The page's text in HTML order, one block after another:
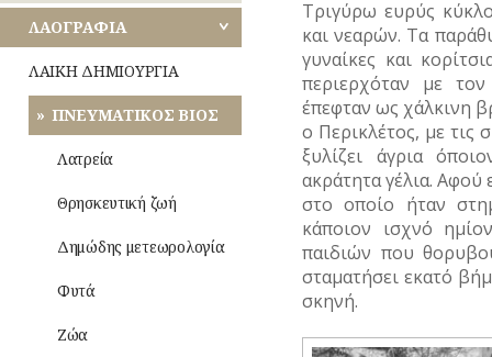
ΘΕΑΤΡΟ
ΚΙΝΗΜΑΤΟΓΡΑΦΟΣ
ΚΟΜΙΚΣ
–
ΣΚΙΤΣΑ
(ΓΕΛΟΙΟΓΡΑΦΙΕΣ)
ΛΟΓΟΤΕΧΝΙΑ
ΠΟΙΗΣΗ
ΜΟΥΣΙΚΗ
ΟΛΥΜΠΙΑΚΟΙ
ΝΟΤΙΟΣ
ΤΟΜΕΑΣ
ΑΘΗΝΩΝ
ΑΝΑΤΟΛΙΚΗΣ
ΑΤΤΙΚΗΣ
ΔΥΤΙΚΗΣ
ΜΟΝΕΣ
ΕΝΟΡΙΕΣ
ΕΟΡΤΕΣ
ΞΩΚΚΛΗΣΙΑ
ΠΑΝΗΓΥΡΙΑ
ΑΝΘΡΩΠΙΝΕΣ
ΙΣΤΟΡΙΕΣ
ΑΣΤΥΝΟΜΙΑ
ΚΑΘΗΜΕΡΙΝΗ
ΖΩΗ
ΜΙΚΡΕΣ
ΙΣΤΟΡΙΕΣ
ΝΑΡΚΩΤΙΚΑ
(ΦΥΣΙΟΓΝΩΜΙΕΣ)
ΛΑΟΓΡΑΦΙΑ
ΛΑΙΚΗ ΔΗΜΙΟΥΡΓΙΑ
Οίκος
–
Αυλή
Τροφές
Ποτά
Ενδυμασία
–
ΠΝΕΥΜΑΤΙΚΟΣ ΒΙΟΣ
Λατρεία
Θρησκευτική ζωή
Δημώδης μετεωρολογία
Φυτά
Ζώα
Τριγύρω ευρύς
και νεαρών. Τα
γυναίκες και
περιερχόταν με
έπεφταν ως χάλκινη
ο Περικλέτος, με τις
ξυλίζει άγρια
ακράτητα γέλια.
στο οποίο ήταν
κάποιον ισχνό
παιδιών που
σταματήσει εκατό
σκηνή.